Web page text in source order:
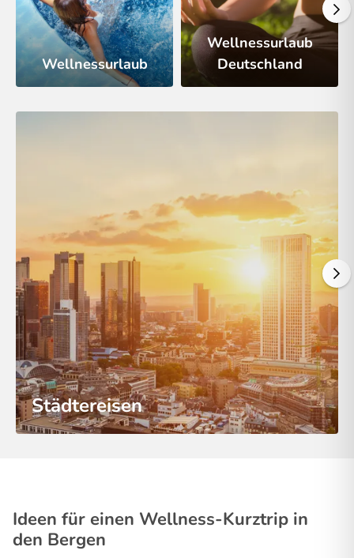
Wellnessurlaub
Wellnessurlaub
Deutschland
Städtereisen
Ideen für einen Wellness-Kurztrip in
den Bergen